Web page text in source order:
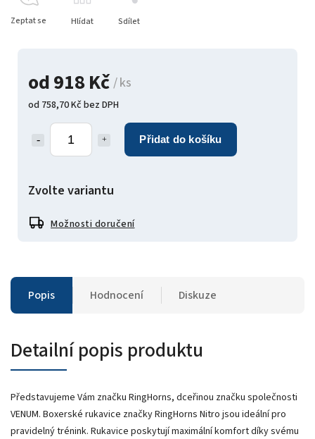
od918 Kč / ks
od 758,70 Kčbez DPH
Přidat do košíku
Zvolte variantu
Možnosti doručení
Zeptat se Hlídat Sdílet
Popis Hodnocení Diskuze
Detailní popis produktu
Představujeme Vám značku RingHorns, dceřinou značku společnosti
VENUM. Boxerské rukavice značky RingHorns Nitro jsou ideální pro
pravidelný trénink. Rukavice poskytují maximální komfort díky svému